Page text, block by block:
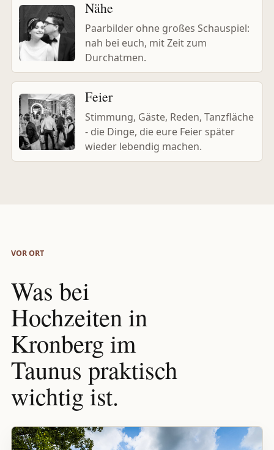
Nähe
Paarbilder ohne großes Schauspiel:
nah bei euch, mit Zeit zum
Durchatmen.
Feier
Stimmung, Gäste, Reden, Tanzfläche
- die Dinge, die eure Feier später
wieder lebendig machen.
VOR ORT
Was bei
Hochzeiten in
Kronberg im
Taunus praktisch
wichtig ist.